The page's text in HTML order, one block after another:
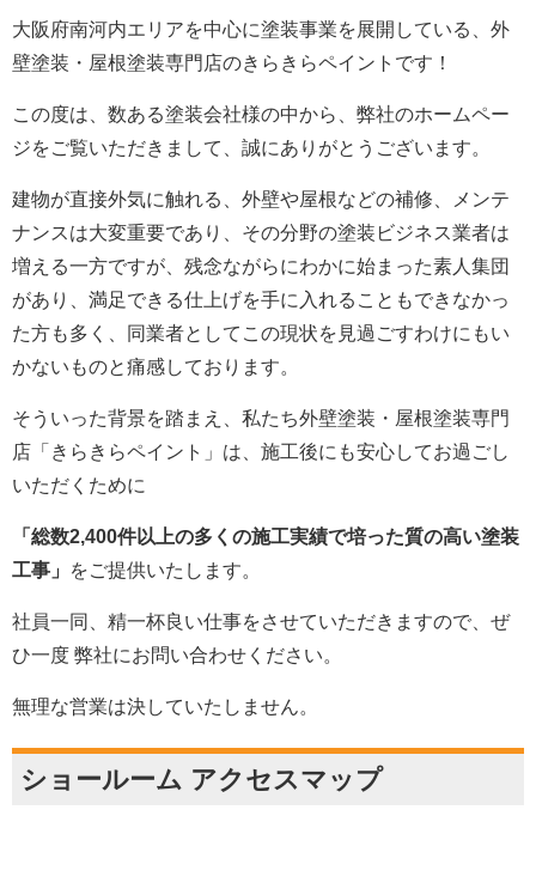
大阪府南河内エリアを中心に塗装事業を展開している、外
壁塗装・屋根塗装専門店のきらきらペイントです！
この度は、数ある塗装会社様の中から、弊社のホームペー
ジをご覧いただきまして、誠にありがとうございます。
建物が直接外気に触れる、外壁や屋根などの補修、メンテ
ナンスは大変重要であり、その分野の塗装ビジネス業者は
増える一方ですが、残念ながらにわかに始まった素人集団
があり、満足できる仕上げを手に入れることもできなかっ
た方も多く、同業者としてこの現状を見過ごすわけにもい
かないものと痛感しております。
そういった背景を踏まえ、私たち外壁塗装・屋根塗装専門
店「きらきらペイント」は、施工後にも安心してお過ごし
いただくために
「総数2,400件以上の多くの施工実績で培った質の高い塗装
工事」
をご提供いたします。
社員一同、精一杯良い仕事をさせていただきますので、ぜ
ひ一度 弊社にお問い合わせください。
無理な営業は決していたしません。
ショールーム アクセスマップ